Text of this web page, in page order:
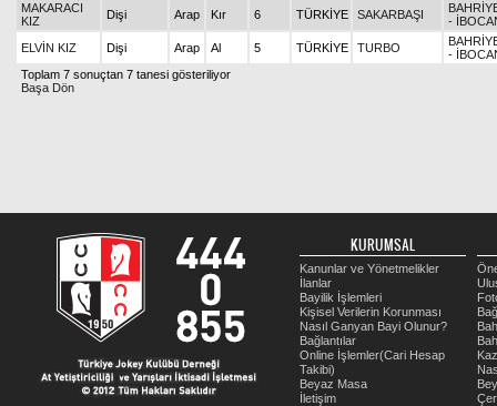
MAKARACI
KIZ
Dişi Arap Kır 6 TÜRKİYE SAKARBAŞI
-
ELVİN KIZ
Dişi Arap Al 5 TÜRKİYE TURBO
-
Toplam 7 sonuçtan 7 tanesi gösteriliyor
Başa Dön
KURUMSAL
Kanunlar ve Yönetmelikler
İlanlar
Bayilik İşlemleri
Kişisel Verilerin Korunması
Nasıl Ganyan Bayi Olunur?
Bağlantılar
Online İşlemler(Cari Hesap
Takibi)
Beyaz Masa
İletişim